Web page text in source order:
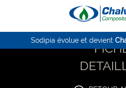
Sodipia évolue et devient